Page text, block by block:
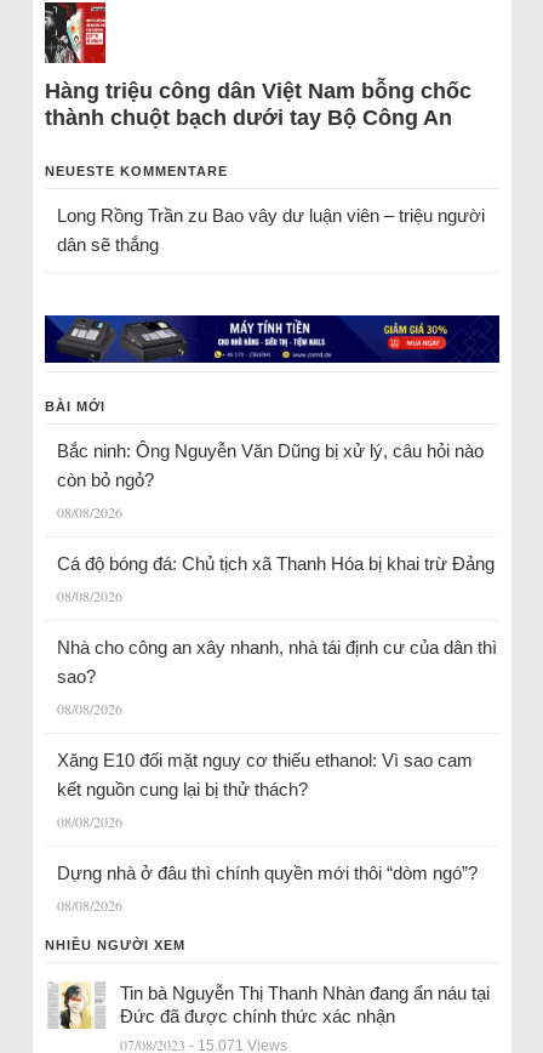
Hàng triệu công dân Việt Nam bỗng chốc
thành chuột bạch dưới tay Bộ Công An
NEUESTE KOMMENTARE
Long Rồng Trầnzu Bao vây dư luận viên – triệu người
dân sẽ thắng
BÀI MỚI
Bắc ninh: Ông Nguyễn Văn Dũng bị xử lý, câu hỏi nào
còn bỏ ngỏ?
08/08/2026
Cá độ bóng đá: Chủ tịch xã Thanh Hóa bị khai trừ Đảng
08/08/2026
Nhà cho công an xây nhanh, nhà tái định cư của dân thì
sao?
08/08/2026
Xăng E10 đối mặt nguy cơ thiếu ethanol: Vì sao cam
kết nguồn cung lại bị thử thách?
08/08/2026
Dựng nhà ở đâu thì chính quyền mới thôi “dòm ngó”?
08/08/2026
NHIỀU NGƯỜI XEM
Tin bà Nguyễn Thị Thanh Nhàn đang ẩn náu tại
Đức đã được chính thức xác nhận
07/08/2023 - 15.071 Views